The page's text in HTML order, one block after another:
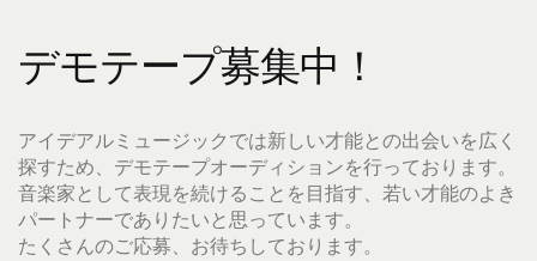
デモテープ募集中！
アイデアルミュージックでは新しい才能との出会いを広く
探すため、デモテープオーディションを行っております。
音楽家として表現を続けることを目指す、若い才能のよき
パートナーでありたいと思っています。
たくさんのご応募、お待ちしております。